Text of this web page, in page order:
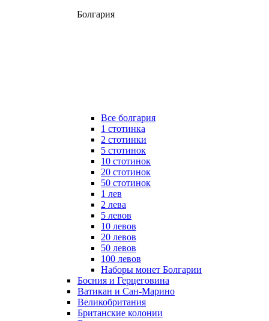
Болгария
Все болгария
1 стотинка
2 стотинки
5 стотинок
10 стотинок
20 стотинок
50 стотинок
1 лев
2 лева
5 левов
10 левов
20 левов
50 левов
100 левов
Наборы монет Болгарии
Босния и Герцеговина
Ватикан и Сан-Марино
Великобритания
Британские колонии